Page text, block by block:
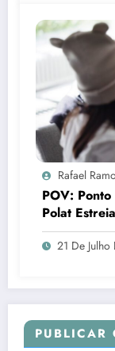
Rafael
POV:
Polat
21 De
PUBLICAR